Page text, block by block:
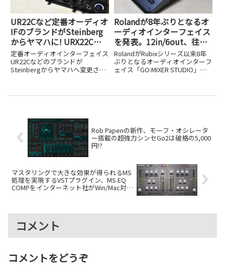
UR22Cなど定番オーディオ
IFのブランドがSteinberg
からヤマハに! URX22Cや
UR22MK3など品番も変更
定番オーディオインターフェイス
UR22Cなどのブランドが
Steinbergからヤマハへ変更され
ます。
Rolandが8年ぶりとなるオ
ーディオインターフェイス
を発表。12in/6out、往年
の名機をモデリングしたエ
フェクトが魅力の
GO:MIXER STUDIO
RolandがRubixシリーズ以来8年
ぶりとなるオーディオインターフ
ェイス「GO:MIXER STUDIO」を
ングエフェクトの魅力を解説しま
Rob Papenの新作、モーフ・オシレータ
ー搭載の超強力シンセGo2は破格の5,000
円!?
マスタリングで大きな効果が得られるMS
処理を実現するVSTプラグイン、MS EQ
COMPをインターネット社がWin/Mac対応
コメント
コメントをどうぞ